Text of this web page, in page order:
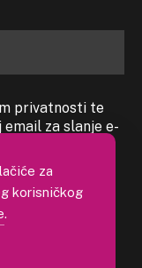
privatnosti te
za slanje e-
za
korisničkog
.